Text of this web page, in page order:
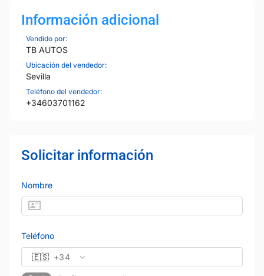
Información adicional
Vendido por:
TB AUTOS
Ubicación del vendedor:
Sevilla
Teléfono del vendedor:
+34603701162
Solicitar información
Nombre
Teléfono
🇪🇸 +34